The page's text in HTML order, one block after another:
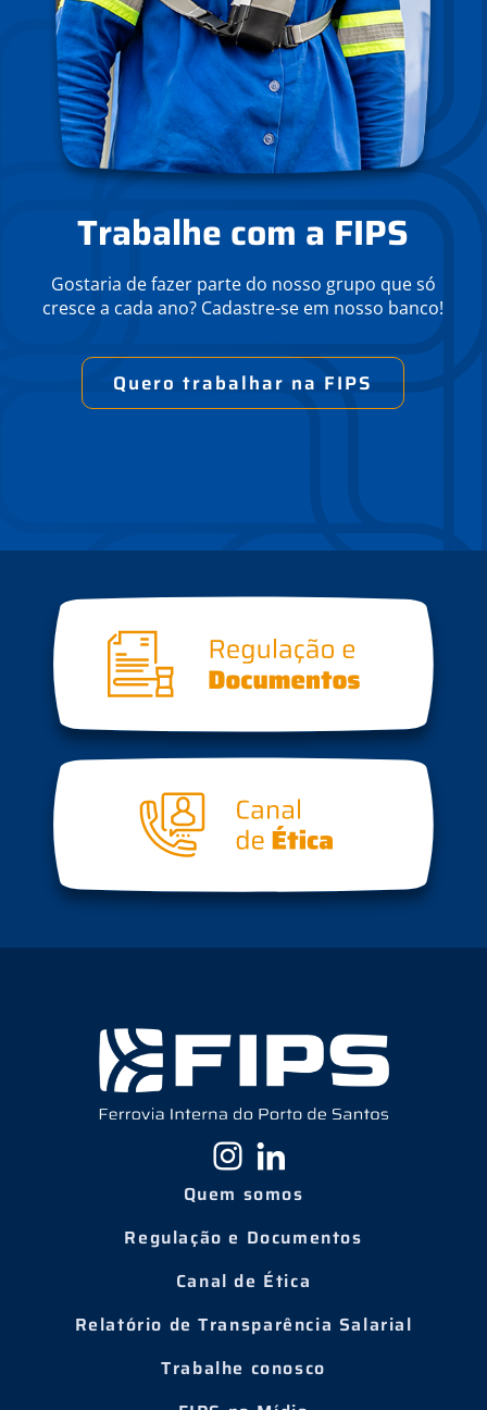
Trabalhe com a FIPS
Gostaria de fazer parte do nosso grupo que só
cresce a cada ano? Cadastre-se em nosso banco!
Quero trabalhar na FIPS
Quem somos
Regulação e Documentos
Canal de Ética
Relatório de Transparência Salarial
Trabalhe conosco